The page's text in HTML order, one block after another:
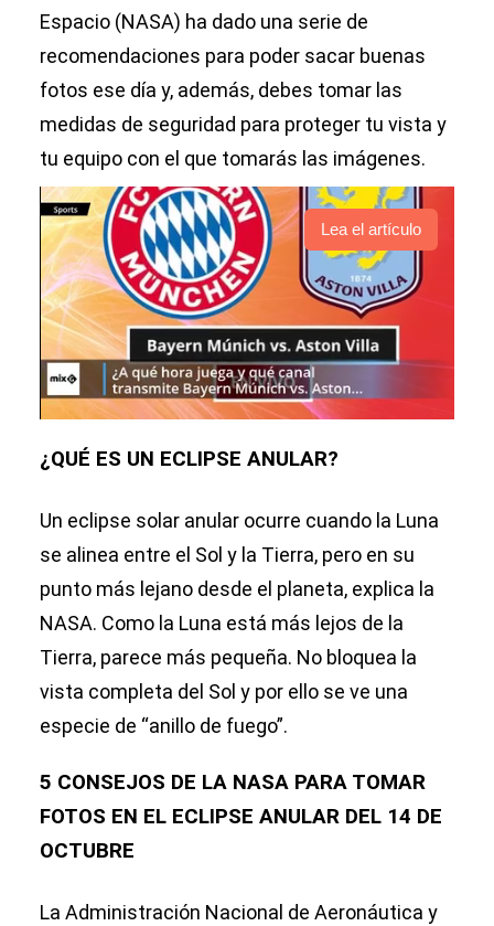
Espacio (NASA) ha dado una serie de
recomendaciones para poder sacar buenas
fotos ese día y, además, debes tomar las
medidas de seguridad para proteger tu vista y
tu equipo con el que tomarás las imágenes.
Lea el artículo
¿QUÉ ES UN ECLIPSE ANULAR?
Un eclipse solar anular ocurre cuando la Luna
se alinea entre el Sol y la Tierra, pero en su
punto más lejano desde el planeta, explica la
NASA. Como la Luna está más lejos de la
Tierra, parece más pequeña. No bloquea la
vista completa del Sol y por ello se ve una
especie de “anillo de fuego”.
5 CONSEJOS DE LA NASA PARA TOMAR
FOTOS EN EL ECLIPSE ANULAR DEL 14 DE
OCTUBRE
La Administración Nacional de Aeronáutica y